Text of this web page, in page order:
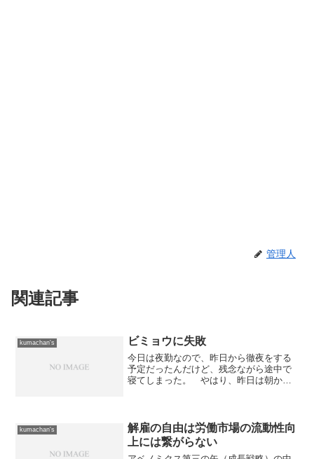
管理人
関連記事
kumachan's ビミョウに失敗
今日は夜勤なので、昨日から徹夜をする
予定だったんだけど、残念ながら途中で
寝てしまった。 やはり、昨日は朝から
間ほど寝てしまった...
kumachan's
解雇の自由は労働市場の流動性向
上には繋がらない